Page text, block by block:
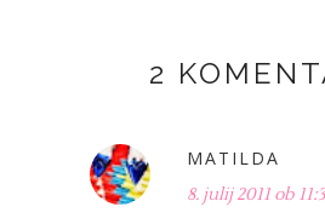
2
MATILDA
8. julij 2011 ob